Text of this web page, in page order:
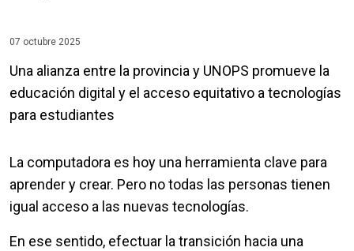
07 octubre 2025
Una alianza entre la provincia y UNOPS promueve la
educación digital y el acceso equitativo a tecnologías
para estudiantes
La computadora es hoy una herramienta clave para
aprender y crear. Pero no todas las personas tienen
igual acceso a las nuevas tecnologías.
En ese sentido, efectuar la transición hacia una